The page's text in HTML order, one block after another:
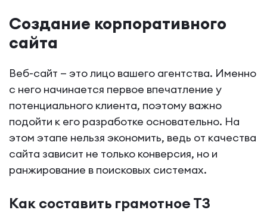
Создание корпоративного
сайта
Веб-сайт — это лицо вашего агентства. Именно
с него начинается первое впечатление у
потенциального клиента, поэтому важно
подойти к его разработке основательно. На
этом этапе нельзя экономить, ведь от качества
сайта зависит не только конверсия, но и
ранжирование в поисковых системах.
Как составить грамотное ТЗ